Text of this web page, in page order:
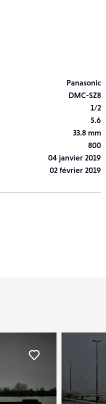
Panasonic
DMC-SZ8
1/2
5.6
33.8 mm
800
04 janvier 2019
02 février 2019